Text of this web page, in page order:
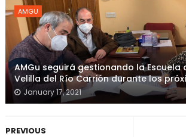
AMGU
AMGu seguirá gestionando la Escuela
Velilla del Río Carrión durante los
January 17, 2021
PREVIOUS